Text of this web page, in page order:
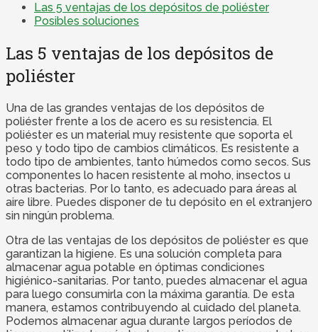
Las 5 ventajas de los depósitos de poliéster
Posibles soluciones
Las 5 ventajas de los depósitos de
poliéster
Una de las grandes ventajas de los depósitos de
poliéster frente a los de acero es su resistencia. El
poliéster es un material muy resistente que soporta el
peso y todo tipo de cambios climáticos. Es resistente a
todo tipo de ambientes, tanto húmedos como secos. Sus
componentes lo hacen resistente al moho, insectos u
otras bacterias. Por lo tanto, es adecuado para áreas al
aire libre. Puedes disponer de tu depósito en el extranjero
sin ningún problema.
Otra de las ventajas de los depósitos de poliéster es que
garantizan la higiene. Es una solución completa para
almacenar agua potable en óptimas condiciones
higiénico-sanitarias. Por tanto, puedes almacenar el agua
para luego consumirla con la máxima garantía. De esta
manera, estamos contribuyendo al cuidado del planeta.
Podemos almacenar agua durante largos períodos de